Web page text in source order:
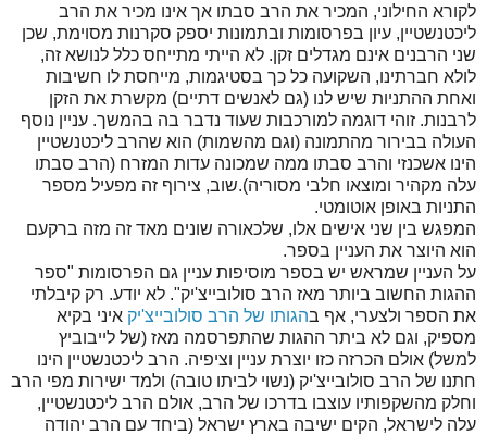
לקורא החילוני, המכיר את הרב סבתו אך אינו מכיר את הרב
ליכטנשטיין, עיון בפרסומות ובתמונות יספק סקרנות מסוימת, שכן
שני הרבנים אינם מגדלים זקן. לא הייתי מתייחס כלל לנושא זה,
לולא חברתינו, השקועה כל כך בסטיגמות, מייחסת לו חשיבות
ואחת ההתניות שיש לנו (גם לאנשים דתיים) מקשרת את הזקן
לרבנות. זוהי דוגמה למורכבות שעוד נדבר בה בהמשך. עניין נוסף
העולה בבירור מהתמונה (וגם מהשמות) הוא שהרב ליכטנשטיין
הינו אשכנזי והרב סבתו ממה שמכונה עדות המזרח (הרב סבתו
עלה מקהיר ומוצאו חלבי מסוריה).שוב, צירוף זה מפעיל מספר
התניות באופן אוטומטי.
המפגש בין שני אישים אלו, שלכאורה שונים מאד זה מזה ברקעם
הוא היוצר את העניין בספר.
על העניין שמראש יש בספר מוסיפות עניין גם הפרסומות "ספר
ההגות החשוב ביותר מאז הרב סולובייצ'יק". לא יודע. רק קיבלתי
את הספר ולצערי, אף בהגותו של הרב סולובייצ'יק איני בקיא
מספיק, וגם לא ביתר ההגות שהתפרסמה מאז (של לייבוביץ
למשל) אולם הכרזה כזו יוצרת עניין וציפיה. הרב ליכטנשטיין הינו
חתנו של הרב סולובייצ'יק (נשוי לביתו טובה) ולמד ישירות מפי הרב
וחלק מהשקפותיו עוצבו בדרכו של הרב, אולם הרב ליכטנשטיין,
עלה לישראל, הקים ישיבה בארץ ישראל (ביחד עם הרב יהודה